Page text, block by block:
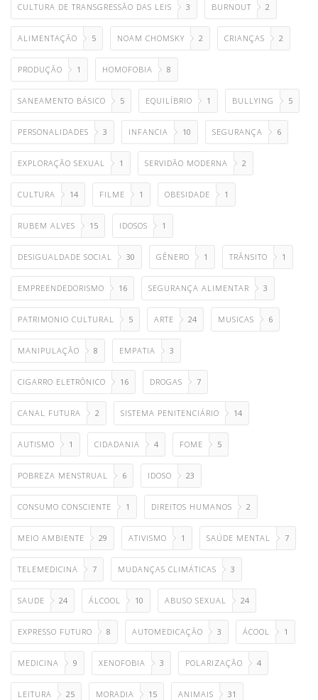
CULTURA DE TRANSGRESSÃO DAS LEIS 3 BURNOUT 2
ALIMENTAÇÃO 5 NOAM CHOMSKY 2 CRIANÇAS 2
PRODUÇÃO 1 HOMOFOBIA 8
SANEAMENTO BÁSICO 5 EQUILÍBRIO 1 BULLYING 5
PERSONALIDADES 3 INFANCIA 10 SEGURANÇA 6
EXPLORAÇÃO SEXUAL 1 SERVIDÃO MODERNA 2
CULTURA 14 FILME 1 OBESIDADE 1
RUBEM ALVES 15 IDOSOS 1
DESIGUALDADE SOCIAL 30 GÊNERO 1 TRÂNSITO 1
EMPREENDEDORISMO 16 SEGURANÇA ALIMENTAR 3
PATRIMONIO CULTURAL 5 ARTE 24 MUSICAS 6
MANIPULAÇÃO 8 EMPATIA 3
CIGARRO ELETRÔNICO 16 DROGAS 7
CANAL FUTURA 2 SISTEMA PENITENCIÁRIO 14
AUTISMO 1 CIDADANIA 4 FOME 5
POBREZA MENSTRUAL 6 IDOSO 23
CONSUMO CONSCIENTE 1 DIREITOS HUMANOS 2
MEIO AMBIENTE 29 ATIVISMO 1 SAÚDE MENTAL 7
TELEMEDICINA 7 MUDANÇAS CLIMÁTICAS 3
SAUDE 24 ÁLCOOL 10 ABUSO SEXUAL 24
EXPRESSO FUTURO 8 AUTOMEDICAÇÃO 3 ÁCOOL 1
MEDICINA 9 XENOFOBIA 3 POLARIZAÇÃO 4
LEITURA 25 MORADIA 15 ANIMAIS 31